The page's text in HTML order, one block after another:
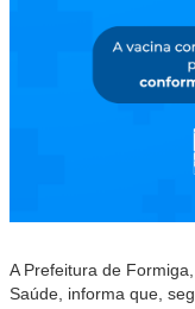
A Prefeitura de
Saúde, informa que,